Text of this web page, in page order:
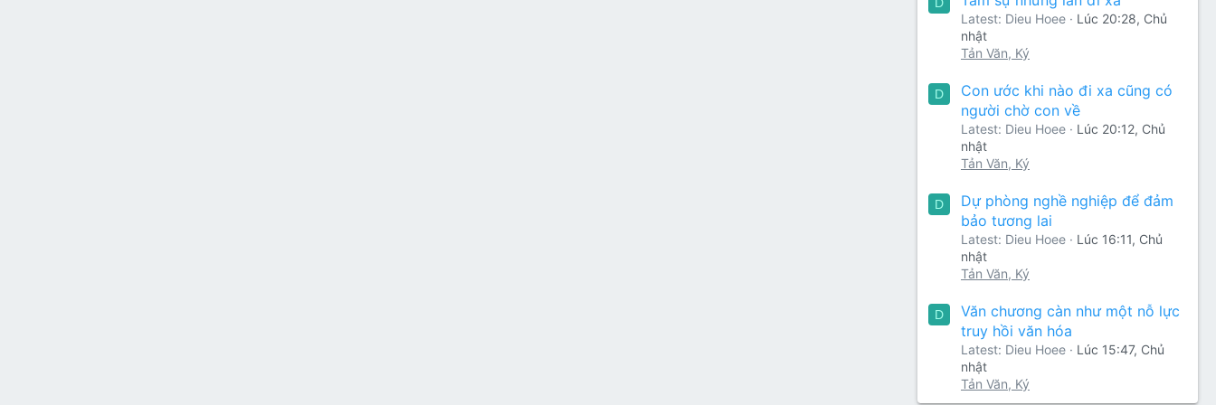
D
Latest: Dieu Hoee
Lúc 20:28, Chủ
nhật
Tản Văn, Ký
D
Con ước khi nào đi xa cũng có
người chờ con về
Latest: Dieu Hoee
Lúc 20:12, Chủ
nhật
Tản Văn, Ký
D
Dự phòng nghề nghiệp để đảm
bảo tương lai
Latest: Dieu Hoee
Lúc 16:11, Chủ
nhật
Tản Văn, Ký
D
Văn chương càn như một nỗ lực
truy hồi văn hóa
Latest: Dieu Hoee
Lúc 15:47, Chủ
nhật
Tản Văn, Ký